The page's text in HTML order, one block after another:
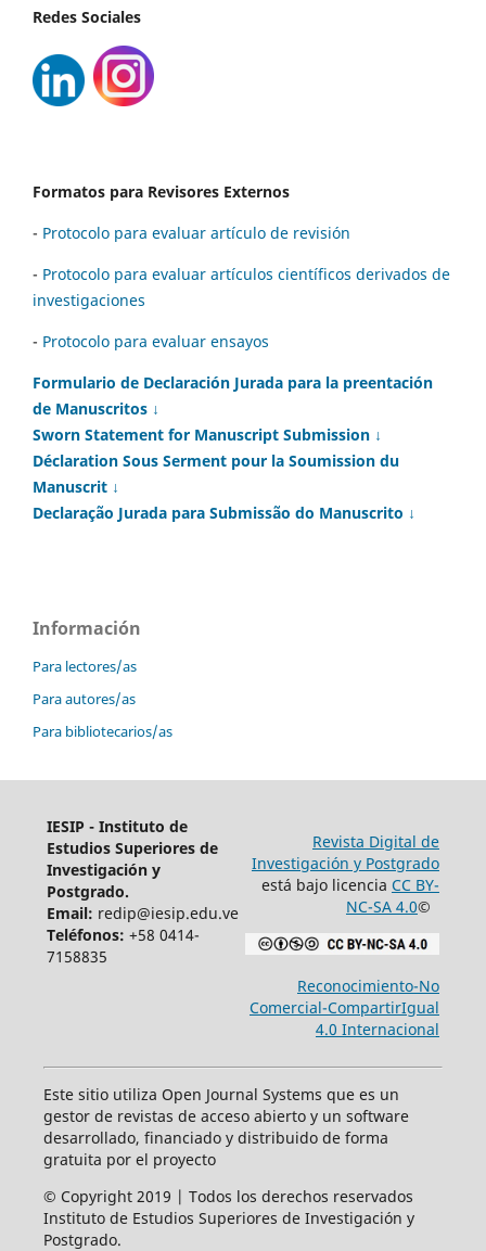
Redes Sociales
Formatos para Revisores Externos
- Protocolo para evaluar artículo de revisión
- Protocolo para evaluar artículos científicos derivados de
investigaciones
- Protocolo para evaluar ensayos
Formulario de Declaración Jurada para la preentación
de Manuscritos ↓
Sworn Statement for Manuscript Submission ↓
Déclaration Sous Serment pour la Soumission du
Manuscrit ↓
Declaração Jurada para Submissão do Manuscrito ↓
Información
Para lectores/as
Para autores/as
Para bibliotecarios/as
IESIP - Instituto de
Estudios Superiores de
Investigación y
Postgrado.
Email: redip@iesip.edu.ve
Teléfonos: +58 0414-
7158835
Revista Digital de
Investigación y Postgrado
está bajo licencia CC BY-
NC-SA 4.0©
Reconocimiento-No
Comercial-CompartirIgual
4.0 Internacional
Este sitio utiliza Open Journal Systems que es un
gestor de revistas de acceso abierto y un software
desarrollado, financiado y distribuido de forma
gratuita por el proyecto
© Copyright 2019 | Todos los derechos reservados
Instituto de Estudios Superiores de Investigación y
Postgrado.